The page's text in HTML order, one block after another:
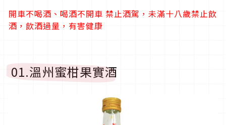
開車不喝酒、喝酒不開車 禁止酒駕，未滿十八歲禁止飲
酒，飲酒過量，有害健康
01.溫州蜜柑果實酒